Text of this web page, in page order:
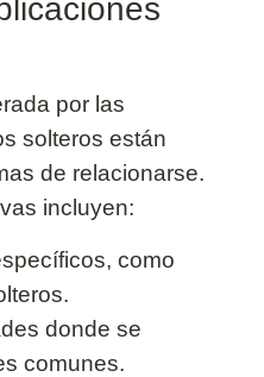
por las
solteros están
de relacionarse.
incluyen:
como
donde se
comunes.